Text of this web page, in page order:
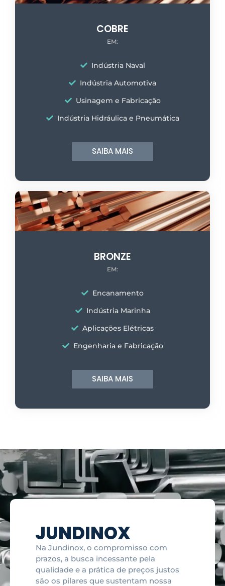
COBRE
EM:
Indústria Naval
Indústria Automotiva
Usinagem e Fabricação
Indústria Hidráulica e Pneumática
SAIBA MAIS
BRONZE
EM:
Encanamento
Indústria Marinha
Aplicações Elétricas
Engenharia e Fabricação
SAIBA MAIS
JUNDINOX
Na Jundinox, o compromisso com
prazos, a busca incessante pela
qualidade e a prática de preços justos
são os pilares que sustentam nossa